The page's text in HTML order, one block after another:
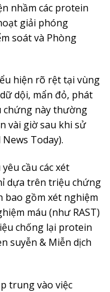
nhầm các protein
giải phóng
soát và Phòng
hiện rõ rệt tại vùng
dội, mẩn đỏ, phát
chứng này thường
vài giờ sau khi sử
Today).
cầu các xét
dựa trên triệu chứng
bao gồm xét nghiệm
máu (như RAST)
chống lại protein
suyễn & Miễn dịch
trung vào việc